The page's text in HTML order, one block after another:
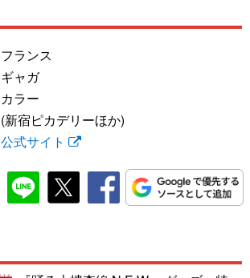
フランス
ギャガ
カラー
(新宿ピカデリーほか)
公式サイト